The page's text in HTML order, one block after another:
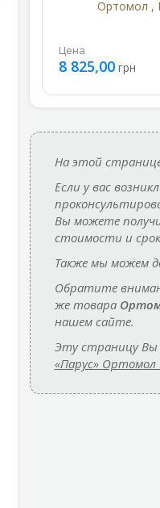
Ортомол ,
Цена
8 825,00грн
На этой
Если у вас
Вы можете
стоимости и
Также мы можем
Обратите
же товара
нашем сайте.
Эту страницу Вы
«Парус» Ортомол